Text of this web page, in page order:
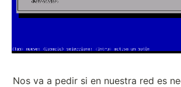
Nos va a pedir si en nuestra red es